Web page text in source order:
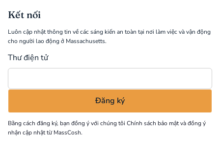
Kết nối
Luôn cập nhật thông tin về các sáng kiến an toàn tại nơi làm việc và vận động
cho người lao động ở Massachusetts.
Thư điện tử
Bằng cách đăng ký, bạn đồng ý với chúng tôi Chính sách bảo mậtvà đồng ý
nhận cập nhật từ MassCosh.